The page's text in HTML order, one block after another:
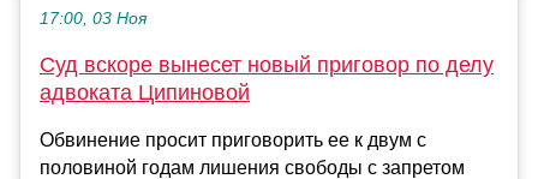
17:00, 03 Ноя
Суд вскоре вынесет новый приговор по делу
адвоката Ципиновой
Обвинение просит приговорить ее к двум с
половиной годам лишения свободы с запретом